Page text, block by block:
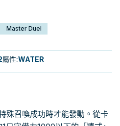
Master Duel
屬性:WATER
殊召喚成功時才能發動。從卡